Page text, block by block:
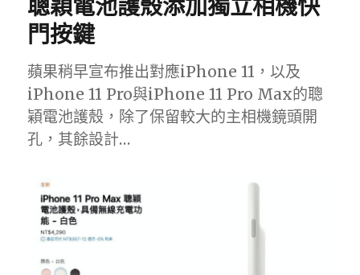
聰穎電池護殼添加獨立相機快
門按鍵
蘋果稍早宣布推出對應iPhone 11，以及
iPhone 11 Pro與iPhone 11 Pro Max的聰
穎電池護殼，除了保留較大的主相機鏡頭開
孔，其餘設計…